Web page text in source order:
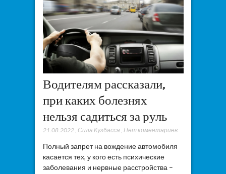
Водителям рассказали,
при каких болезнях
нельзя садиться за руль
21.08.2022, Сила Кузбасса Нет коментариев
Полный запрет на вождение автомобиля
касается тех, у кого есть психические
заболевания и нервные расстройства –